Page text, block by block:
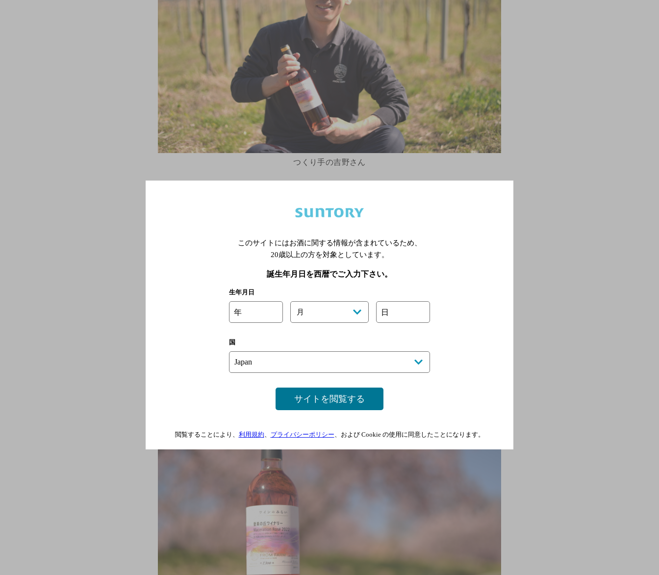
つくり手の吉野さん
話しをする機会がありました。今回はその吉野さんが手がける登美の丘ワイナリーの「ワ
「ワインのみらい」に新たに加わった3種類のラインナップ。1種類だけでなく、3種類
れないロゼワインに対するパッションを感じました。
ワインの勉強をするためにフランスに滞在していた時に、当たり前のように食卓で皆が
団欒しながら、食事を摂り、ロゼワインを楽しむ姿を見て、その光景がずっと思い出に残
っているのだとか。
「ワインを選ぶ選択肢の中にロゼワインがある生活を。目標を持ってつくりにいくロゼで
様々なシーンに合わせられる多様性と美味しさを伝えたいという想いでつくりました。」
このサイトにはお酒に関する情報が含まれているため、
20歳以上の方を対象としています。
誕生年月日を西暦でご入力下さい。
生年月日
年 月 日
国
サイトを閲覧する
閲覧することにより、 利用規約、 プライバシーポリシー、および Cookie の使用に同意したことになります。